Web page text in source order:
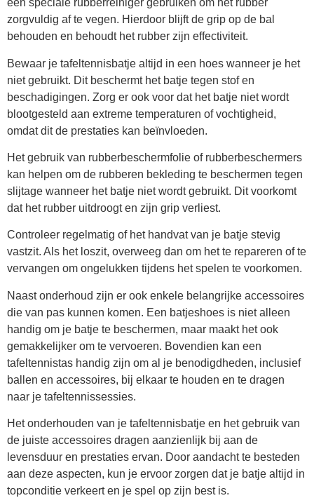
een speciale rubberreiniger gebruiken om het rubber
zorgvuldig af te vegen. Hierdoor blijft de grip op de bal
behouden en behoudt het rubber zijn effectiviteit.
Bewaar je tafeltennisbatje altijd in een hoes wanneer je het
niet gebruikt. Dit beschermt het batje tegen stof en
beschadigingen. Zorg er ook voor dat het batje niet wordt
blootgesteld aan extreme temperaturen of vochtigheid,
omdat dit de prestaties kan beïnvloeden.
Het gebruik van rubberbeschermfolie of rubberbeschermers
kan helpen om de rubberen bekleding te beschermen tegen
slijtage wanneer het batje niet wordt gebruikt. Dit voorkomt
dat het rubber uitdroogt en zijn grip verliest.
Controleer regelmatig of het handvat van je batje stevig
vastzit. Als het loszit, overweeg dan om het te repareren of te
vervangen om ongelukken tijdens het spelen te voorkomen.
Naast onderhoud zijn er ook enkele belangrijke accessoires
die van pas kunnen komen. Een batjeshoes is niet alleen
handig om je batje te beschermen, maar maakt het ook
gemakkelijker om te vervoeren. Bovendien kan een
tafeltennistas handig zijn om al je benodigdheden, inclusief
ballen en accessoires, bij elkaar te houden en te dragen
naar je tafeltennissessies.
Het onderhouden van je tafeltennisbatje en het gebruik van
de juiste accessoires dragen aanzienlijk bij aan de
levensduur en prestaties ervan. Door aandacht te besteden
aan deze aspecten, kun je ervoor zorgen dat je batje altijd in
topconditie verkeert en je spel op zijn best is.